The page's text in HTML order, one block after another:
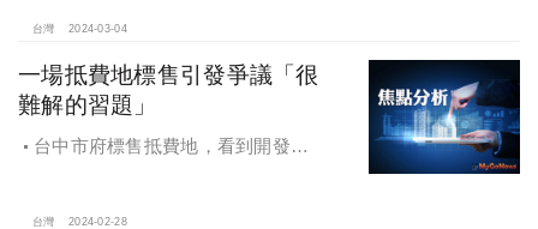
台灣 2024-03-04
一場抵費地標售引發爭議「很
難解的習題」
台中市府標售抵費地，看到開發商
台灣 2024-02-28